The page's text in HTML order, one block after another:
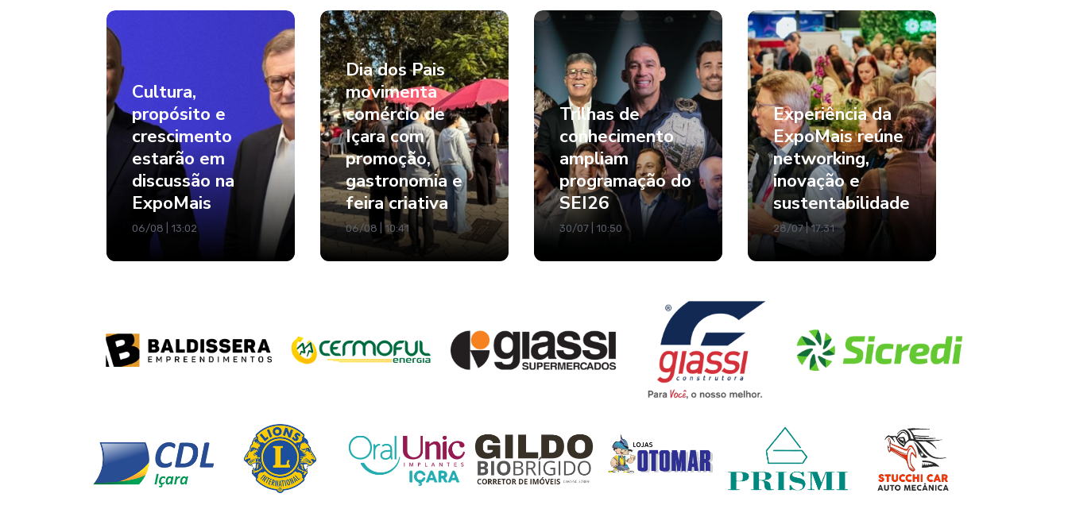
Cultura,
propósito e
crescimento
estarão em
discussão na
ExpoMais
06/08 | 13:02
Dia dos Pais
movimenta
comércio de
Içara com
promoção,
gastronomia e
feira criativa
06/08 | 10:41
Trilhas de
conhecimento
ampliam
programação do
SEI26
30/07 | 10:50
Experiência da
ExpoMais reúne
networking,
inovação e
sustentabilidade
28/07 | 17:31